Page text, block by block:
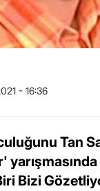
- 16:36
Tan
Bizi